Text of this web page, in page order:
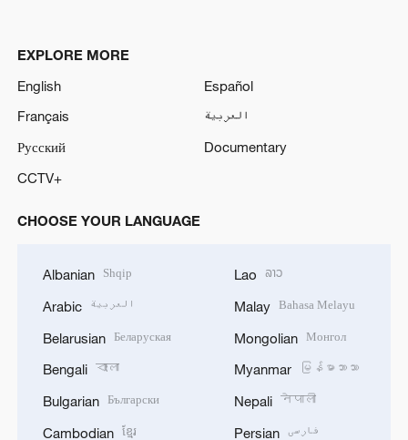
EXPLORE MORE
English
Español
Français
العربية
Русский
Documentary
CCTV+
CHOOSE YOUR LANGUAGE
Albanian Shqip
Arabic العربية
Belarusian Беларуская
Bengali বাংলা
Bulgarian Български
Cambodian ខ្មែរ
Lao ລາວ
Malay Bahasa Melayu
Mongolian Монгол
Myanmar မြန်မာဘာသာ
Nepali नेपाली
Persian فارسی